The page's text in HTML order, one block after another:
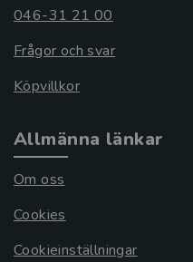
046-31 21 00
Frågor och svar
Köpvillkor
Allmänna länkar
Om oss
Cookies
Cookieinställningar